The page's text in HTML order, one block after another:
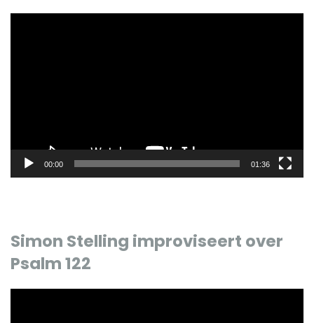
00:00 01:36
Simon Stelling improviseert over
Psalm 122